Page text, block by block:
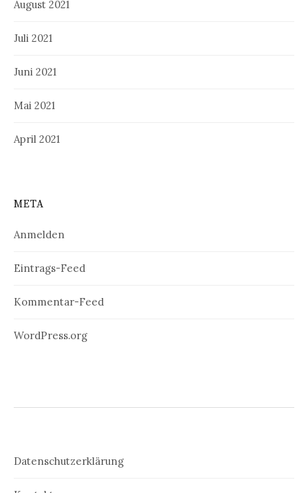
August 2021
Juli 2021
Juni 2021
Mai 2021
April 2021
META
Anmelden
Eintrags-Feed
Kommentar-Feed
WordPress.org
Datenschutzerklärung